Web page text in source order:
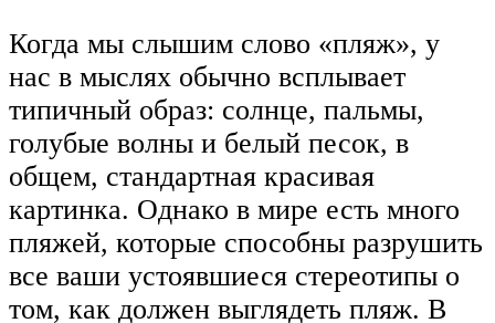
Когда мы слышим слово «пляж», у
нас в мыслях обычно всплывает
типичный образ: солнце, пальмы,
голубые волны и белый песок, в
общем, стандартная красивая
картинка. Однако в мире есть много
пляжей, которые способны разрушить
все ваши устоявшиеся стереотипы о
том, как должен выглядеть пляж. В